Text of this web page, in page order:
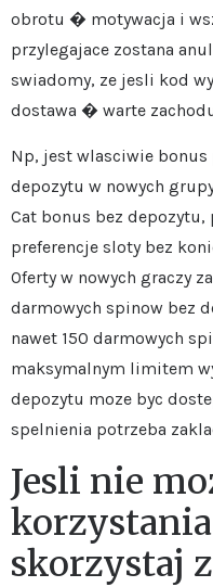
obrotu � motywacja i
przylegajace zostana
swiadomy, ze jesli kod
dostawa � warte
Np, jest wlasciwie
depozytu w nowych
Cat bonus bez
preferencje sloty bez
Oferty w nowych graczy
darmowych spinow bez
nawet 150 darmowych
maksymalnym limitem
depozytu moze byc
spelnienia potrzeba
Jesli nie
skorzystaj